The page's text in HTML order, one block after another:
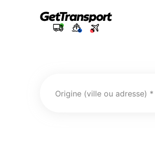
Origine (ville ou adresse)